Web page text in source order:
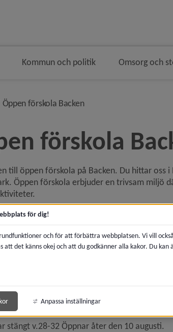
Kommun och politik Omsorg och
i brödsmulenavigeringen
Öppen förskola Backennivå i
förskola
till öppen förskola på Backen. Du hittar
Öppen förskola erbjuder en trivsam miljö
om att:
och vuxna som är sjuka ska stanna hemma.
händerna när du kommer in i lokalen.
stängt v.28-32 Öppnar åter den 10 augusti.
för dig!
och för att förbättra webbplatsen. Vi vill
det känns okej och att du godkänner alla kakor. Du kan
Anpassa inställningar